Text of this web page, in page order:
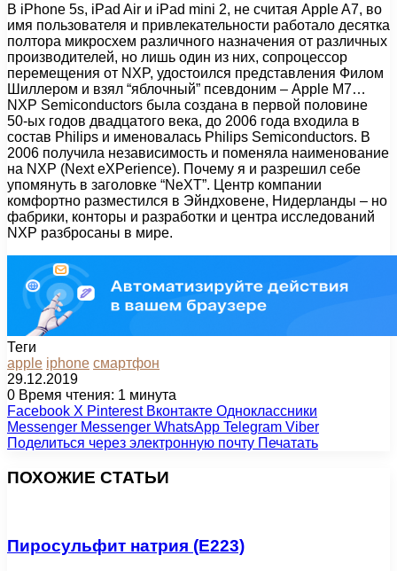
В iPhone 5s, iPad Air и iPad mini 2, не считая Apple A7, во
имя пользователя и привлекательности работало десятка
полтора микросхем различного назначения от различных
производителей, но лишь один из них, сопроцессор
перемещения от NXP, удостоился представления Филом
Шиллером и взял “яблочный” псевдоним – Apple M7…
NXP Semiconductors была создана в первой половине
50-ых годов двадцатого века, до 2006 года входила в
состав Philips и именовалась Philips Semiconductors. В
2006 получила независимость и поменяла наименование
на NXP (Next eXPerience). Почему я и разрешил себе
упомянуть в заголовке “NeXT”. Центр компании
комфортно разместился в Эйндховене, Нидерланды – но
фабрики, конторы и разработки и центра исследований
NXP разбросаны в мире.
Теги
apple iphone смартфон
29.12.2019
0 Время чтения: 1 минута
Facebook X Pinterest Вконтакте Одноклассники
Messenger Messenger WhatsApp Telegram Viber
Поделиться через электронную почту Печатать
ПОХОЖИЕ СТАТЬИ
Пиросульфит натрия (Е223)